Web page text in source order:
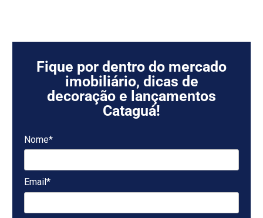
Fique por dentro do mercado
imobiliário, dicas de
decoração e lançamentos
Cataguá!
Nome*
Email*